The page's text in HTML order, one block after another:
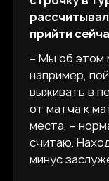
прийти
– Мы об этом
например,
выживать в
от матча к
места, –
считаю.
минус